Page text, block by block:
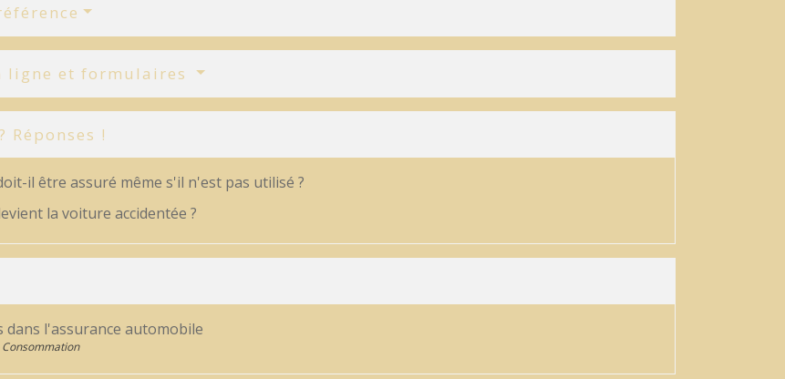
ligne et formulaires
Réponses !
il être assuré même s'il n'est pas utilisé ?
la voiture accidentée ?
dans l'assurance automobile